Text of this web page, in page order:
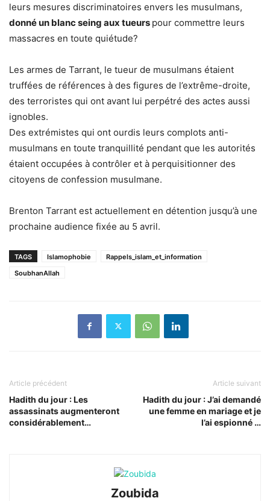
leurs mesures discriminatoires envers les musulmans,
donné un blanc seing aux tueurs pour commettre leurs
massacres en toute quiétude?
Les armes de Tarrant, le tueur de musulmans étaient
truffées de références à des figures de l’extrême-droite,
des terroristes qui ont avant lui perpétré des actes aussi
ignobles.
Des extrémistes qui ont ourdis leurs complots anti-
musulmans en toute tranquillité pendant que les autorités
étaient occupées à contrôler et à perquisitionner des
citoyens de confession musulmane.
Brenton Tarrant est actuellement en détention jusqu’à une
prochaine audience fixée au 5 avril.
TAGS Islamophobie
Rappels_islam_et_information
SoubhanAllah
Article précédent
Hadith du jour : Les
assassinats augmenteront
considérablement…
Article suivant
Hadith du jour : J’ai demandé
une femme en mariage et je
l’ai espionné …
Zoubida